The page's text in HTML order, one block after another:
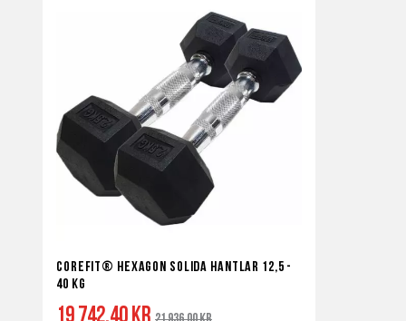
Corefit® Hexagon Solida Hantlar 12,5 -
40 kg
Ordinarie